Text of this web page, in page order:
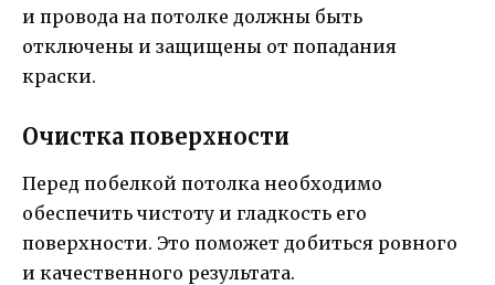
и провода на потолке должны быть
отключены и защищены от попадания
краски.
Очистка поверхности
Перед побелкой потолка необходимо
обеспечить чистоту и гладкость его
поверхности. Это поможет добиться ровного
и качественного результата.